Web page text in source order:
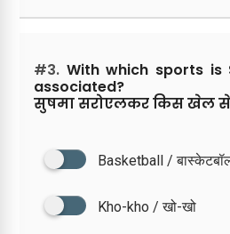
#3. With which sports is
associated?
सुषमा सरोएलकर किस खेल से
Basketball /
Kho-kho / खो-खो